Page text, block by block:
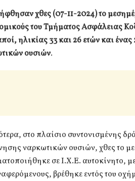
χθες (07-11-2024) το
του Τμήματος Ασφάλειας
ηλικίας 33 και 26 ετών και
ουσιών.
στο πλαίσιο συντονισμένης
ναρκωτικών ουσιών, χθες το
σε Ι.Χ.Ε. αυτοκίνητο,
βρέθηκε εντός του